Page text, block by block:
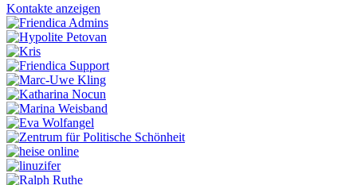
Kontakte anzeigen